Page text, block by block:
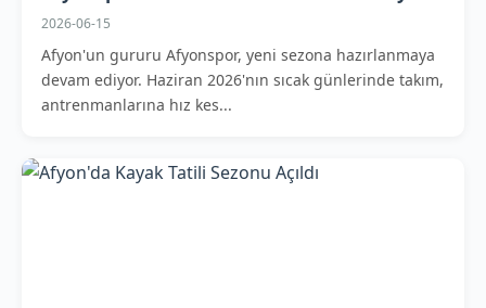
2026-06-15
Afyon'un gururu Afyonspor, yeni sezona hazırlanmaya
devam ediyor. Haziran 2026'nın sıcak günlerinde takım,
antrenmanlarına hız kes...